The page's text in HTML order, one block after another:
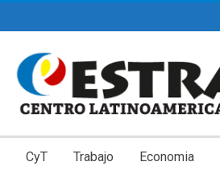
CyT Trabajo Economia